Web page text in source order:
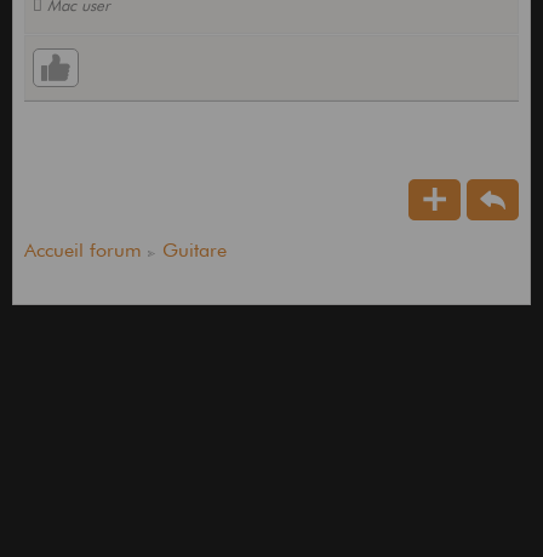
 Mac user
Accueil forum Guitare